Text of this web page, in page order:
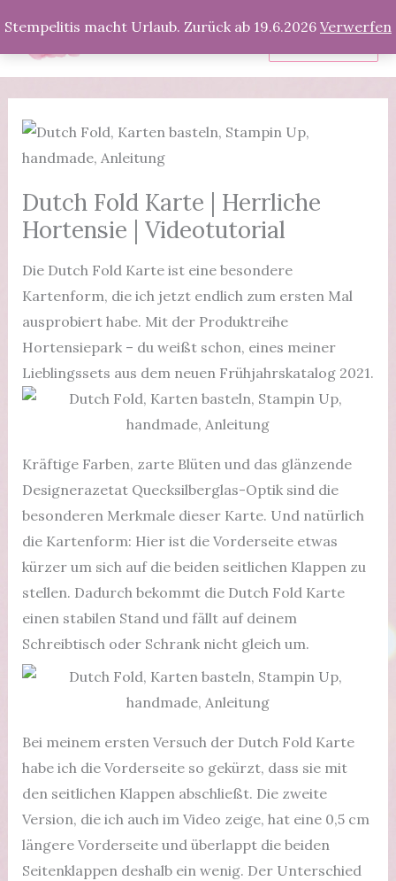
Stempelitis macht Urlaub. Zurück ab 19.6.2026 Verwerfen
Inhalt
springen
Produkte
Dutch Fold Karte | Herrliche
Hortensie | Videotutorial
Die Dutch Fold Karte ist eine besondere
Kartenform, die ich jetzt endlich zum ersten Mal
ausprobiert habe. Mit der Produktreihe
Hortensiepark – du weißt schon, eines meiner
Lieblingssets aus dem neuen Frühjahrskatalog 2021.
Kräftige Farben, zarte Blüten und das glänzende
Designerazetat Quecksilberglas-Optik sind die
besonderen Merkmale dieser Karte. Und natürlich
die Kartenform: Hier ist die Vorderseite etwas
kürzer um sich auf die beiden seitlichen Klappen zu
stellen. Dadurch bekommt die Dutch Fold Karte
einen stabilen Stand und fällt auf deinem
Schreibtisch oder Schrank nicht gleich um.
Bei meinem ersten Versuch der Dutch Fold Karte
habe ich die Vorderseite so gekürzt, dass sie mit
den seitlichen Klappen abschließt. Die zweite
Version, die ich auch im Video zeige, hat eine 0,5 cm
längere Vorderseite und überlappt die beiden
Seitenklappen deshalb ein wenig. Der Unterschied